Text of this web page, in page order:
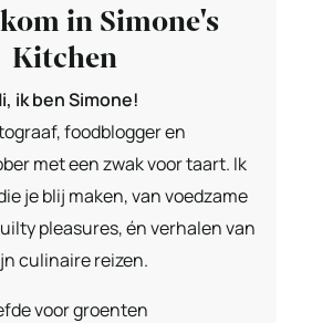
in Simone's
Kitchen
ik ben Simone!
foodblogger en
met een zwak voor taart. Ik
je blij maken, van voedzame
pleasures, én verhalen van
culinaire reizen.
voor groenten